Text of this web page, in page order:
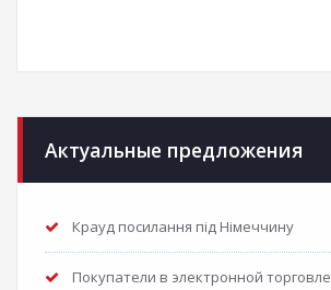
Актуальные предложения
Крауд посилання під Німеччину
Покупатели в электронной торговле